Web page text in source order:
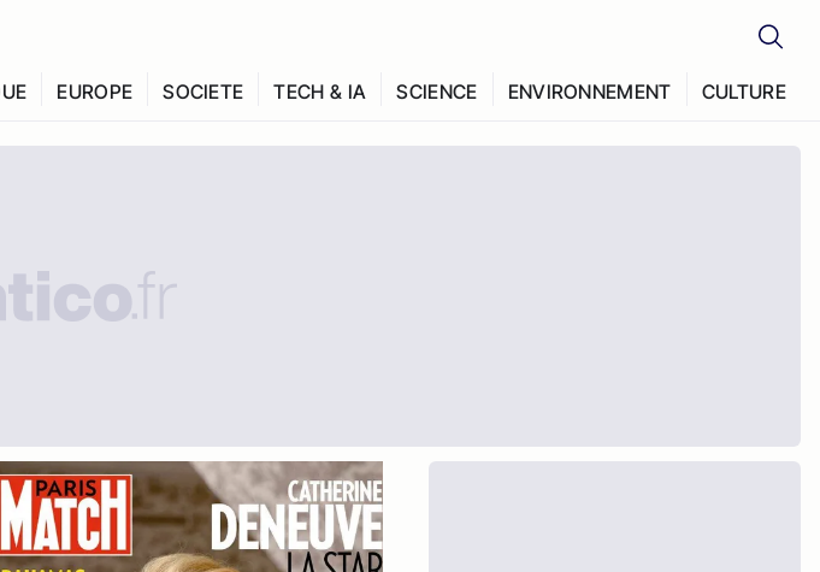
EUROPE SOCIETE TECH & IA SCIENCE ENVIRONNEMENT CULTURE